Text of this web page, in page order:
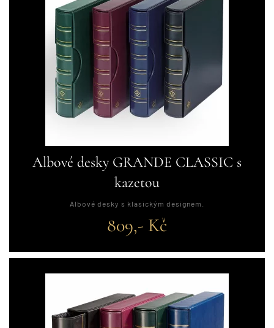
Albové desky GRANDE CLASSIC s
kazetou
Albové desky s klasickým designem.
809,- Kč